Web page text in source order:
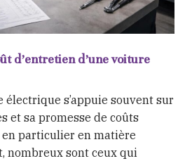
d’entretien d’une voiture
électrique s’appuie souvent sur
et sa promesse de coûts
particulier en matière
nombreux sont ceux qui